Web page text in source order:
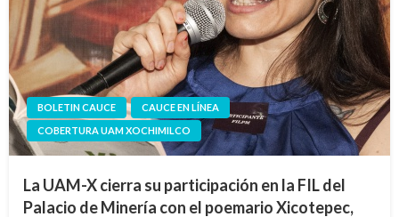
BOLETIN CAUCE
CAUCE EN LÍNEA
COBERTURA UAM XOCHIMILCO
La UAM-X cierra su participación en la FIL del
Palacio de Minería con el poemario Xicotepec,